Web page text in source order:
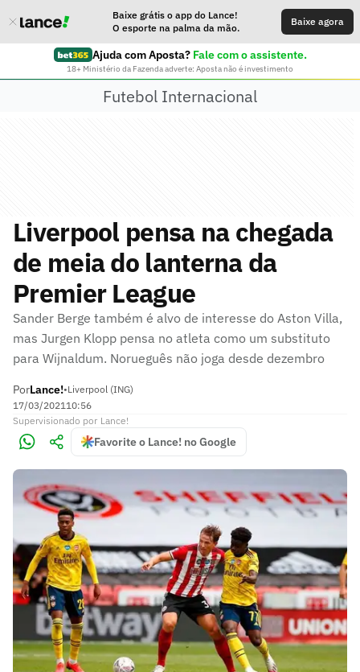
Baixe grátis o app do Lance!
O esporte na palma da mão.
Baixe agora
Ajuda com Aposta? Fale com o assistente.
18+ Ministério da Fazenda adverte: Aposta não é investimento
Futebol Internacional
Liverpool pensa na chegada
de meia do lanterna da
Premier League
Sander Berge também é alvo de interesse do Aston Villa,
mas Jurgen Klopp pensa no atleta como um substituto
para Wijnaldum. Norueguês não joga desde dezembro
PorLance!•Liverpool (ING)
17/03/202110:56
Supervisionado por Lance!
Favorite o Lance! no Google